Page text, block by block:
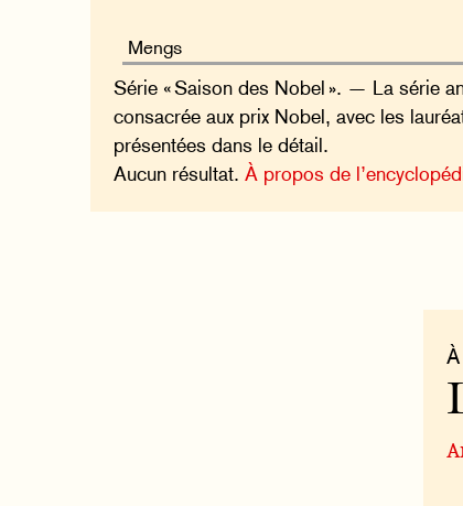
Série « Saison des Nobel ». — La série
consacrée aux prix Nobel, avec les
présentées dans le détail.
Aucun résultat.À propos de